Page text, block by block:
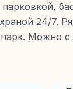
24/7.
Можно с